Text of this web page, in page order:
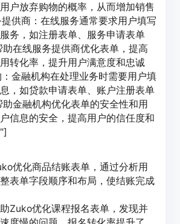
户放弃购物的概率，从而增加销售
供商：在线服务通常要求用户填写
务，如注册表单、服务申请表单
在线服务提供商优化表单，提高
转化率，提升用户满意度和忠诚
金融机构在处理业务时需要用户填
，如贷款申请表单、账户注册表单
金融机构优化表单的安全性和用
信息的安全，提高用户的信任度和
优化商品结账表单，通过分析用
表单字段顺序和布局，使结账完成
Zuko优化课程报名表单，发现并